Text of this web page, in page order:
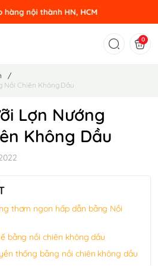
0
/
Nồi Chiên Không Dầu
Lợn Nướng
Không Dầu
thơm ngon hấp dẫn bằng Nồi
bằng nồi chiên không dầu
thống bằng nồi chiên không dầu